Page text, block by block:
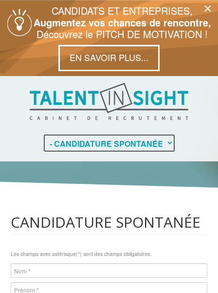
×
CANDIDATS ET ENTREPRISES,
Augmentez vos chances de rencontre,
Découvrez le PITCH DE MOTIVATION !
EN SAVOIR PLUS...
CANDIDATURE SPONTANÉE
Les champs avec astérisque(*) sont des champs obligatoires.